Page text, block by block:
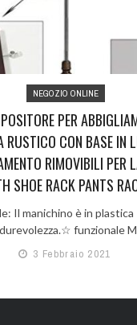
NEGOZIO ONLINE
PER
RUSTICO CON BASE IN
RIMOVIBILI PER
SHOE RACK PANTS
Il manichino è in plastica
funzionale
3 Febbraio 2021